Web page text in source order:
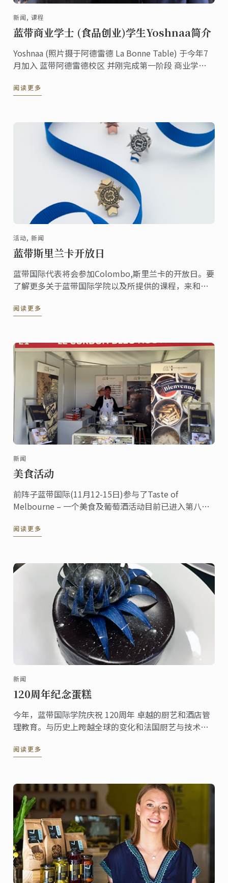
新闻, 课程
蓝带商业学士 (食品创业)学生Yoshnaa简介
Yoshnaa (照片摄于阿德雷德 La Bonne Table) 于今年7
月加入 蓝带阿德雷德校区 并刚完成第一阶段 商业学士
金融，食品及饮品管理，品酒和美食。根据他的学习研
阅读更多
活动, 新闻
蓝带斯里兰卡开放日
蓝带国际代表将会参加Colombo,斯里兰卡的开放日。要
了解更多关于蓝带国际学院以及所提供的课程，来和我
以及如何将蓝带国际学院所提供的资历开启通往世界最
阅读更多
新闻
美食活动
前阵子蓝带国际(11月12-15日)参与了Taste of
Melbourne – 一个美食及葡萄酒活动目前已进入第八个
超过50间食品以及酒类的销售以及提供食品相关产业的
阅读更多
新闻
120周年纪念蛋糕
今年，蓝带国际学院庆祝 120周年 卓越的厨艺和酒店管
理教育。与历史上跨越全球的变化和法国厨艺与技术的
活跃的历史。
阅读更多